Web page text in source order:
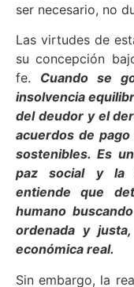
ser necesario, no
Las virtudes de
su concepción
fe. Cuando se
insolvencia
del deudor y el
acuerdos de
sostenibles. Es
paz social y la
entiende que
humano
ordenada y
económica real.
Sin embargo, la